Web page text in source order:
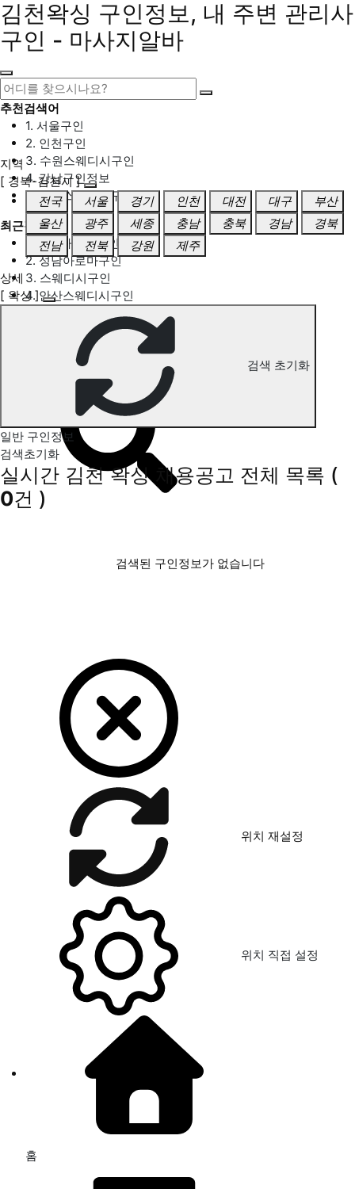
김천왁싱 구인정보, 내 주변 관리사
구인 - 마사지알바
추천검색어
1. 서울구인
2. 인천구인
3. 수원스웨디시구인
4. 강남구인정보
5. 동탄스웨디시구인
최근검색어
1. 일산마사지구인
2. 성남아로마구인
3. 스웨디시구인
4. 안산스웨디시구인
김천 왁싱 구인정보
지역
[ 경북-김천시 ]
전국
서울 경기 인천 대전 대구
부산
울산
광주 세종 충남 충북 경남
경북
전남
전북 강원 제주
상세
[ 왁싱 ]
검색 초기화
일반 구인정보
검색초기화
실시간 김천 왁싱 채용공고 전체 목록 (
0건 )
검색된 구인정보가 없습니다
위치 재설정
위치 직접 설정
홈